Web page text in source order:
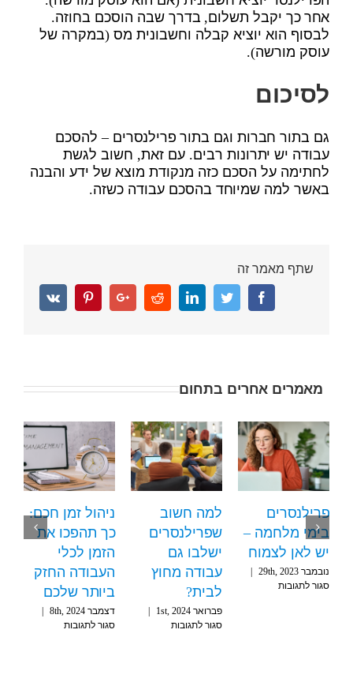
אחר כך יקבל תשלום, בדרך שבה הוסכם בחוזה.
לבסוף הוא יוציא קבלה וחשבונית מס (במקרה של
עוסק מורשה).
לסיכום
גם בתור חברות וגם בתור פרילנסרים – להסכם
עבודה יש יתרונות רבים. עם זאת, חשוב לגשת
לחתימה על הסכם כזה מנקודת מוצא של ידע והבנה
באשר למה שמיוחד בהסכם עבודה כשזה.
שתף מאמר זה
Facebook
Twitter
Linkedin
Reddit
Google+
Pinterest
Vk
מאמרים אחרים בתחום
ניהול זמן חכם:
כך תהפכו את
הזמן לכלי
העבודה החזק
ביותר שלכם
דצמבר 8th, 2024
סגור לתגובות
למה חשוב
שפרילנסרים
ישלבו גם
עבודה מחוץ
לבית?
פברואר 1st, 2024
סגור לתגובות
פרילנסרים
בימי מלחמה –
יש לאן לצמוח
נובמבר 29th, 2023
סגור לתגובות